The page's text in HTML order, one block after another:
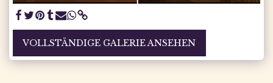
VOLLSTÄNDIGE GALERIE ANSEHEN